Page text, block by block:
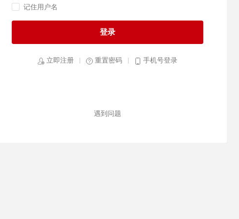
记住用户名
登录
立即注册 重置密码 手机号登录
遇到问题